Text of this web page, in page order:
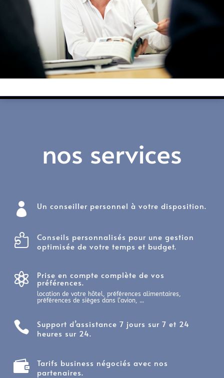
nos services
 Un conseiller personnel à votre disposition.

Conseils personnalisés pour une gestion
optimisée de votre temps et budget.
 Prise en compte complète de vos
préférences.
location de votre hôtel, préférences alimentaires,
préférences de sièges dans l’avion, …

Support d’assistance 7 jours sur 7 et 24
heures sur 24.

Tarifs business négociés avec nos
partenaires.